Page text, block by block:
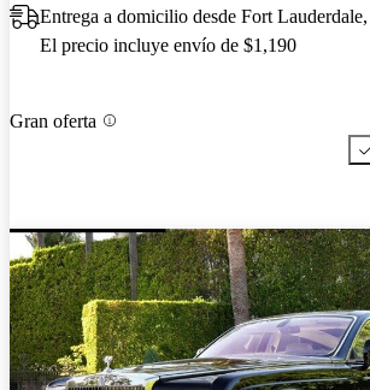
Entrega a domicilio desde Fort
El precio incluye envío de $1,190
Gran oferta